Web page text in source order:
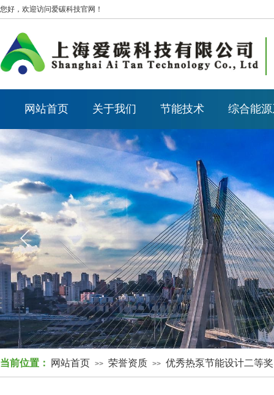
您好，欢迎访问爱碳科技官网！
网站首页 关于我们 节能技术 综合能
当前位置： 网站首页 >> 荣誉资质 >> 优秀热泵节能设计二等奖